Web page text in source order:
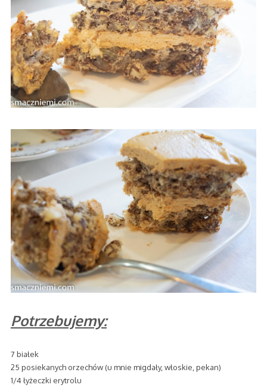
Potrzebujemy:
7 białek
25 posiekanych orzechów (u mnie migdały, włoskie, pekan)
1/4 łyżeczki erytrolu